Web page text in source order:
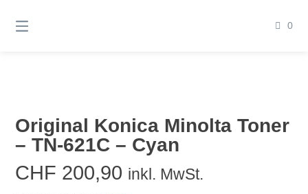
zum
0
Original Konica Minolta Toner
– TN-621C – Cyan
CHF 200,90 inkl. MwSt.